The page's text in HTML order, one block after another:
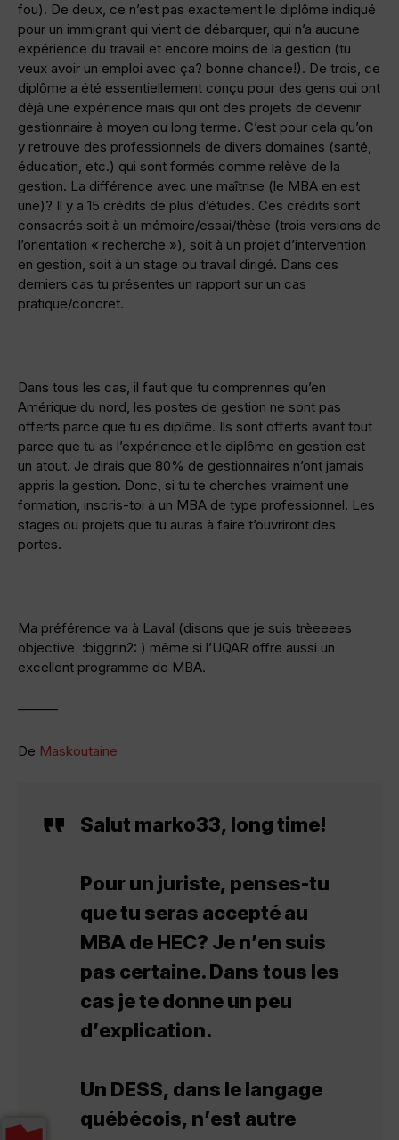
fou). De deux, ce n’est pas exactement le diplôme indiqué
pour un immigrant qui vient de débarquer, qui n’a aucune
expérience du travail et encore moins de la gestion (tu
veux avoir un emploi avec ça? bonne chance!). De trois, ce
diplôme a été essentiellement conçu pour des gens qui ont
déjà une expérience mais qui ont des projets de devenir
gestionnaire à moyen ou long terme. C’est pour cela qu’on
y retrouve des professionnels de divers domaines (santé,
éducation, etc.) qui sont formés comme relève de la
gestion. La différence avec une maîtrise (le MBA en est
une)? Il y a 15 crédits de plus d’études. Ces crédits sont
consacrés soit à un mémoire/essai/thèse (trois versions de
l’orientation « recherche »), soit à un projet d’intervention
en gestion, soit à un stage ou travail dirigé. Dans ces
derniers cas tu présentes un rapport sur un cas
pratique/concret.
Dans tous les cas, il faut que tu comprennes qu’en
Amérique du nord, les postes de gestion ne sont pas
offerts parce que tu es diplômé. Ils sont offerts avant tout
parce que tu as l’expérience et le diplôme en gestion est
un atout. Je dirais que 80% de gestionnaires n’ont jamais
appris la gestion. Donc, si tu te cherches vraiment une
formation, inscris-toi à un MBA de type professionnel. Les
stages ou projets que tu auras à faire t’ouvriront des
portes.
Ma préférence va à Laval (disons que je suis trèeeees
objective :biggrin2: ) même si l’UQAR offre aussi un
excellent programme de MBA.
———
De Maskoutaine
Salut marko33, long time!
Pour un juriste, penses-tu
que tu seras accepté au
MBA de HEC? Je n’en suis
pas certaine. Dans tous les
cas je te donne un peu
d’explication.
Un DESS, dans le langage
québécois, n’est autre